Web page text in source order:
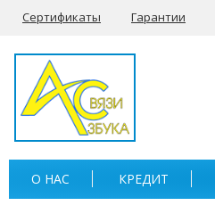
Сертификаты Гарантии
О НАС КРЕДИТ